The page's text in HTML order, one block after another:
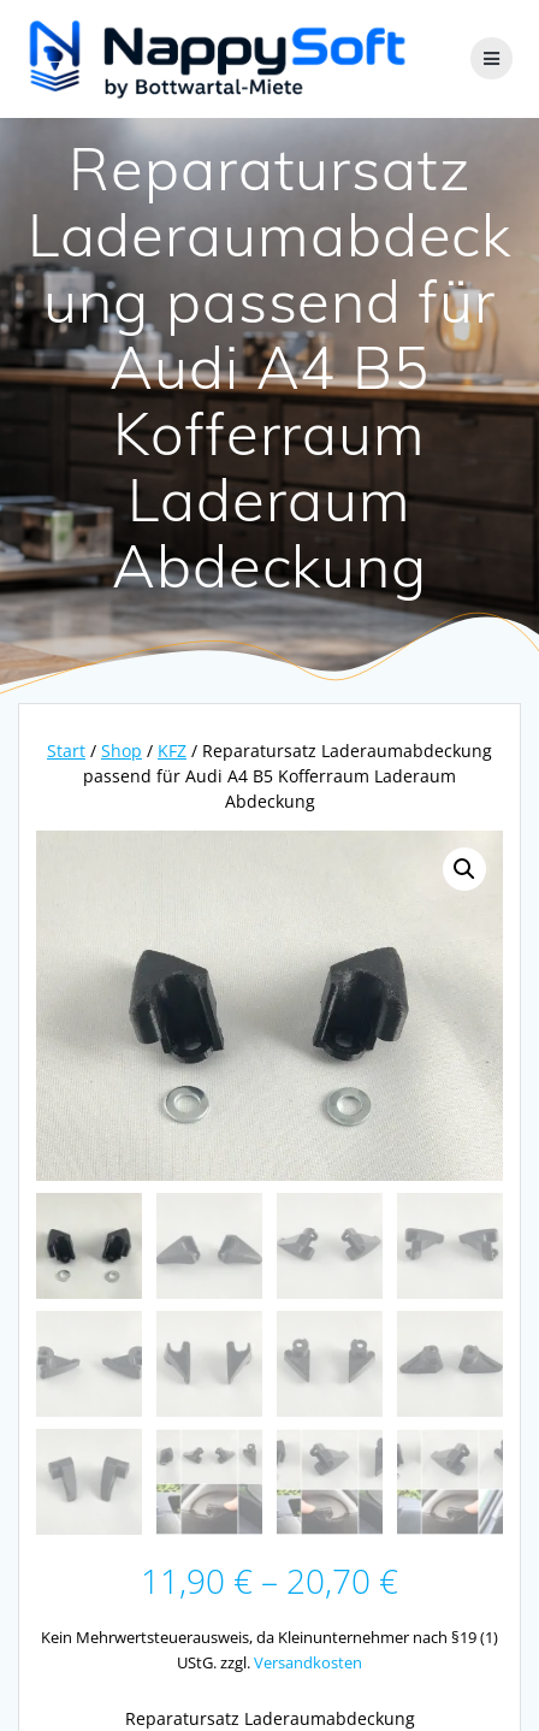
Inhalt
springen
Reparatursatz
Laderaumabdeck
ung passend für
Audi A4 B5
Kofferraum
Laderaum
Abdeckung
Start / Shop / KFZ / Reparatursatz Laderaumabdeckung
passend für Audi A4 B5 Kofferraum Laderaum
Abdeckung
11,90 € – 20,70 €
Kein Mehrwertsteuerausweis, da Kleinunternehmer nach §19 (1)
UStG.zzgl.Versandkosten
Reparatursatz Laderaumabdeckung